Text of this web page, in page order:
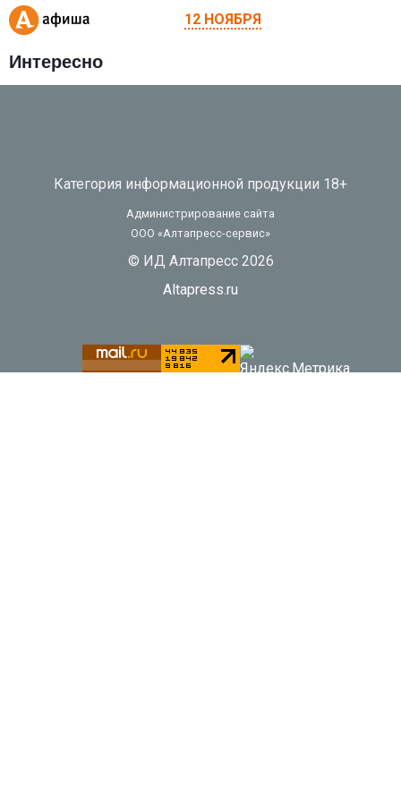
12 НОЯБРЯ
Интересно
Категория информационной продукции 18+
Администрирование сайта
ООО «Алтапресс-сервис»
© ИД Алтапресс 2026
Altapress.ru